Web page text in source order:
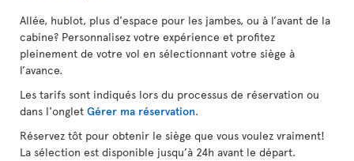
Allée, hublot, plus d'espace pour les jambes, ou à l’avant de la
cabine? Personnalisez votre expérience et profitez
pleinement de votre vol en sélectionnant votre siège à
l’avance.
Les tarifs sont indiqués lors du processus de réservation ou
dans l'onglet Gérer ma réservation.
Réservez tôt pour obtenir le siège que vous voulez vraiment!
La sélection est disponible jusqu’à 24h avant le départ.